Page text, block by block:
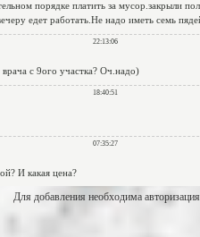
Для добавления необходима авторизация